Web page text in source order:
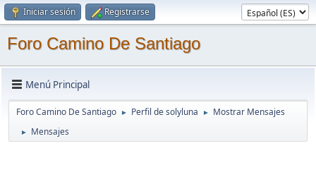
Iniciar sesión Registrarse
Foro Camino De Santiago
Menú Principal
Foro Camino De Santiago ► Perfil de solyluna ► Mostrar Mensajes
► Mensajes